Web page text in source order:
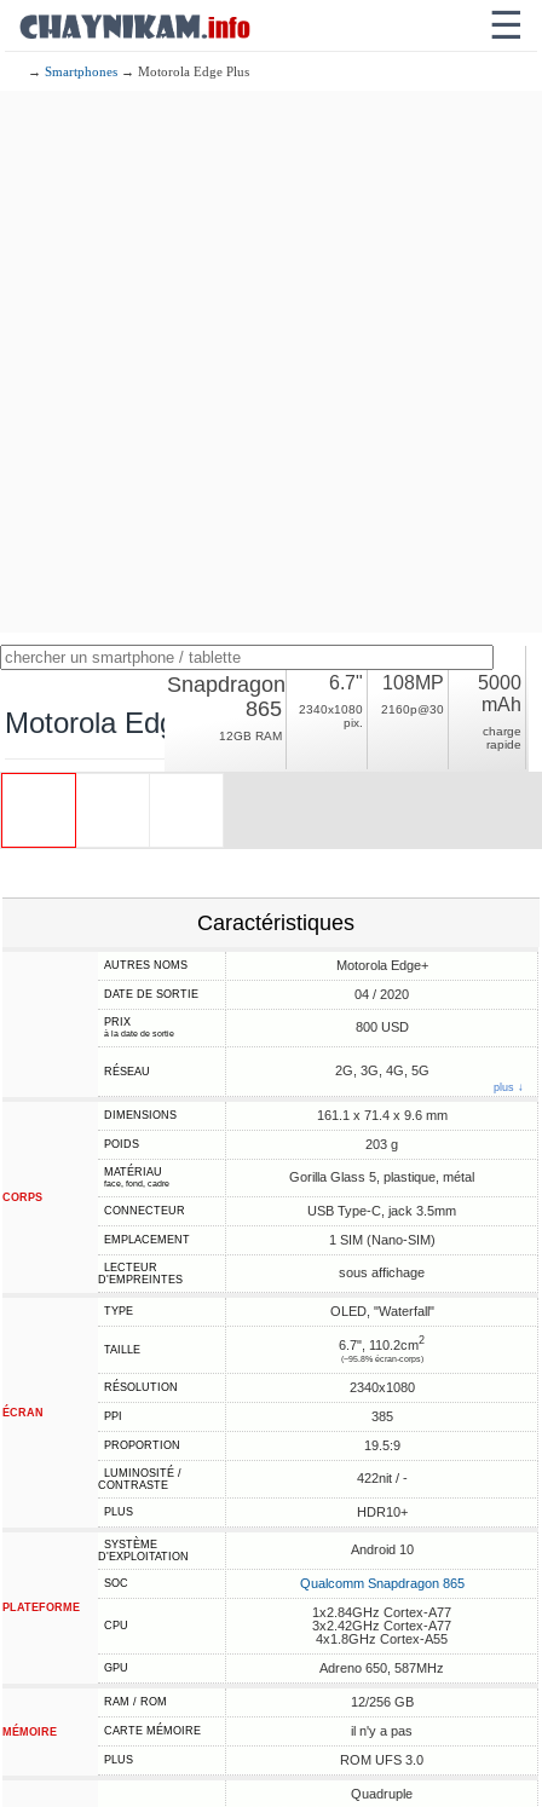
☰
→Smartphones → Motorola Edge Plus
Motorola Edge Plus
Snapdragon
865
12GB RAM
6.7"
2340x1080
pix.
108MP
2160p@30
5000
mAh
charge
rapide
Caractéristiques
AUTRES NOMS Motorola Edge+
DATE DE SORTIE 04 / 2020
PRIX
à la date de sortie 800 USD
RÉSEAU 2G, 3G, 4G, 5G
plus ↓
CORPS
DIMENSIONS 161.1 x 71.4 x 9.6 mm
POIDS 203 g
MATÉRIAU
face, fond, cadre Gorilla Glass 5, plastique, métal
CONNECTEUR USB Type-C, jack 3.5mm
EMPLACEMENT 1 SIM (Nano-SIM)
LECTEUR
D'EMPREINTES
sous affichage
ÉCRAN
TYPE OLED, "Waterfall"
TAILLE 6.7", 110.2cm2
(~95.8% écran-corps)
RÉSOLUTION 2340x1080
PPI 385
PROPORTION 19.5:9
LUMINOSITÉ /
CONTRASTE
422nit / -
PLUS HDR10+
PLATEFORME
SYSTÈME
D'EXPLOITATION
Android 10
SOC Qualcomm Snapdragon 865
CPU
1x2.84GHz Cortex-A77
3x2.42GHz Cortex-A77
4x1.8GHz Cortex-A55
GPU Adreno 650, 587MHz
MÉMOIRE
RAM / ROM 12/256 GB
CARTE MÉMOIRE il n'y a pas
PLUS ROM UFS 3.0
Quadruple